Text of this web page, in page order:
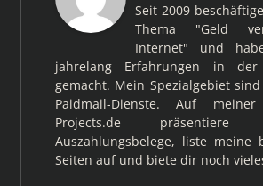
Seit 2009
Thema "Geld
Internet" und
jahrelang Erfahrungen in der
gemacht. Mein Spezialgebiet
Paidmail-Dienste. Auf
Projects.de
Auszahlungsbelege, liste meine
Seiten auf und biete dir noch